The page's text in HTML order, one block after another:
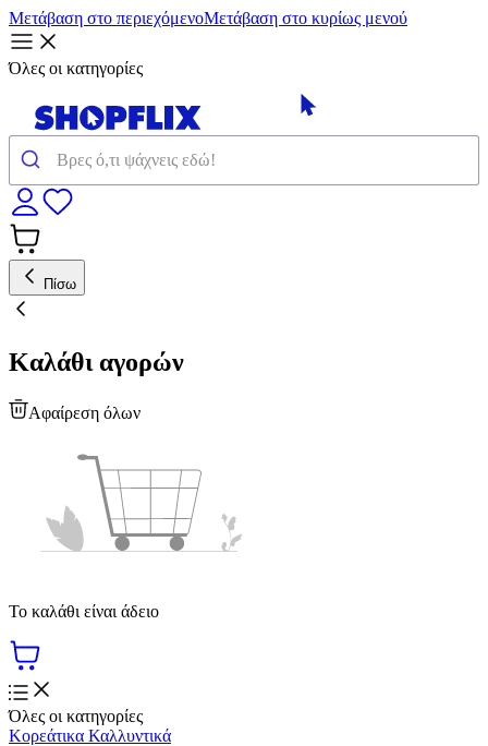
Μετάβαση στο περιεχόμενοΜετάβαση στο κυρίως μενού
Όλες οι κατηγορίες
Πίσω
Καλάθι αγορών
Αφαίρεση όλων
Το καλάθι είναι άδειο
Όλες οι κατηγορίες
Κορεάτικα Καλλυντικά